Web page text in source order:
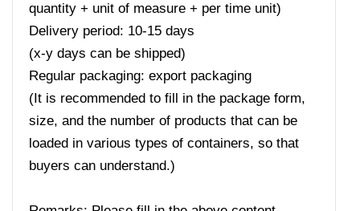
quantity + unit of measure + per time unit)
Delivery period: 10-15 days
(x-y days can be shipped)
Regular packaging: export packaging
(It is recommended to fill in the package form,
size, and the number of products that can be
loaded in various types of containers, so that
buyers can understand.)